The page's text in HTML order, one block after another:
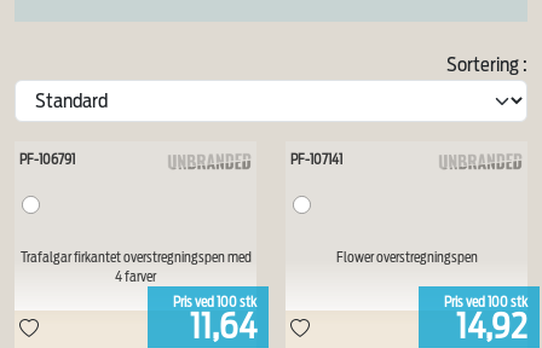
Sortering :
PF-106791
Trafalgar firkantet overstregningspen med
4 farver
Pris ved 100stk
11,64
PF-107141
Flower overstregningspen
Pris ved 100stk
14,92